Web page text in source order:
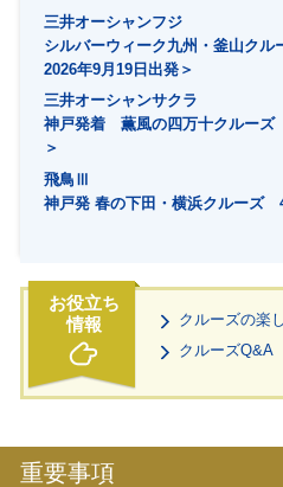
三井オーシャンフジ
シルバーウィーク九州・釜山ク
2026年9月19日出発＞
三井オーシャンサクラ
神戸発着 薫風の四万十クルーズ
＞
飛鳥Ⅲ
神戸発 春の下田・横浜クルーズ
クルーズの楽
クルーズQ&A
重要事項